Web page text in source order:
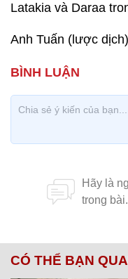
Latakia và Daraa
Anh Tuấn (lược dịch)
CÓ THỂ BẠN